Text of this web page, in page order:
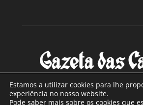
Estamos a utilizar cookies para lhe
experiência no nosso website.
Pode saber mais sobre os cookies que